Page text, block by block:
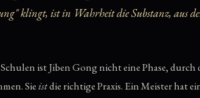
klingt, ist in Wahrheit die Substanz, aus
ist Jiben Gong nicht eine Phase,
Sieistdie richtige Praxis. Ein Meister hat